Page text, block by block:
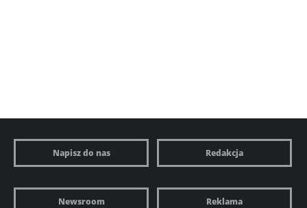
Napisz do nas Redakcja
Newsroom Reklama